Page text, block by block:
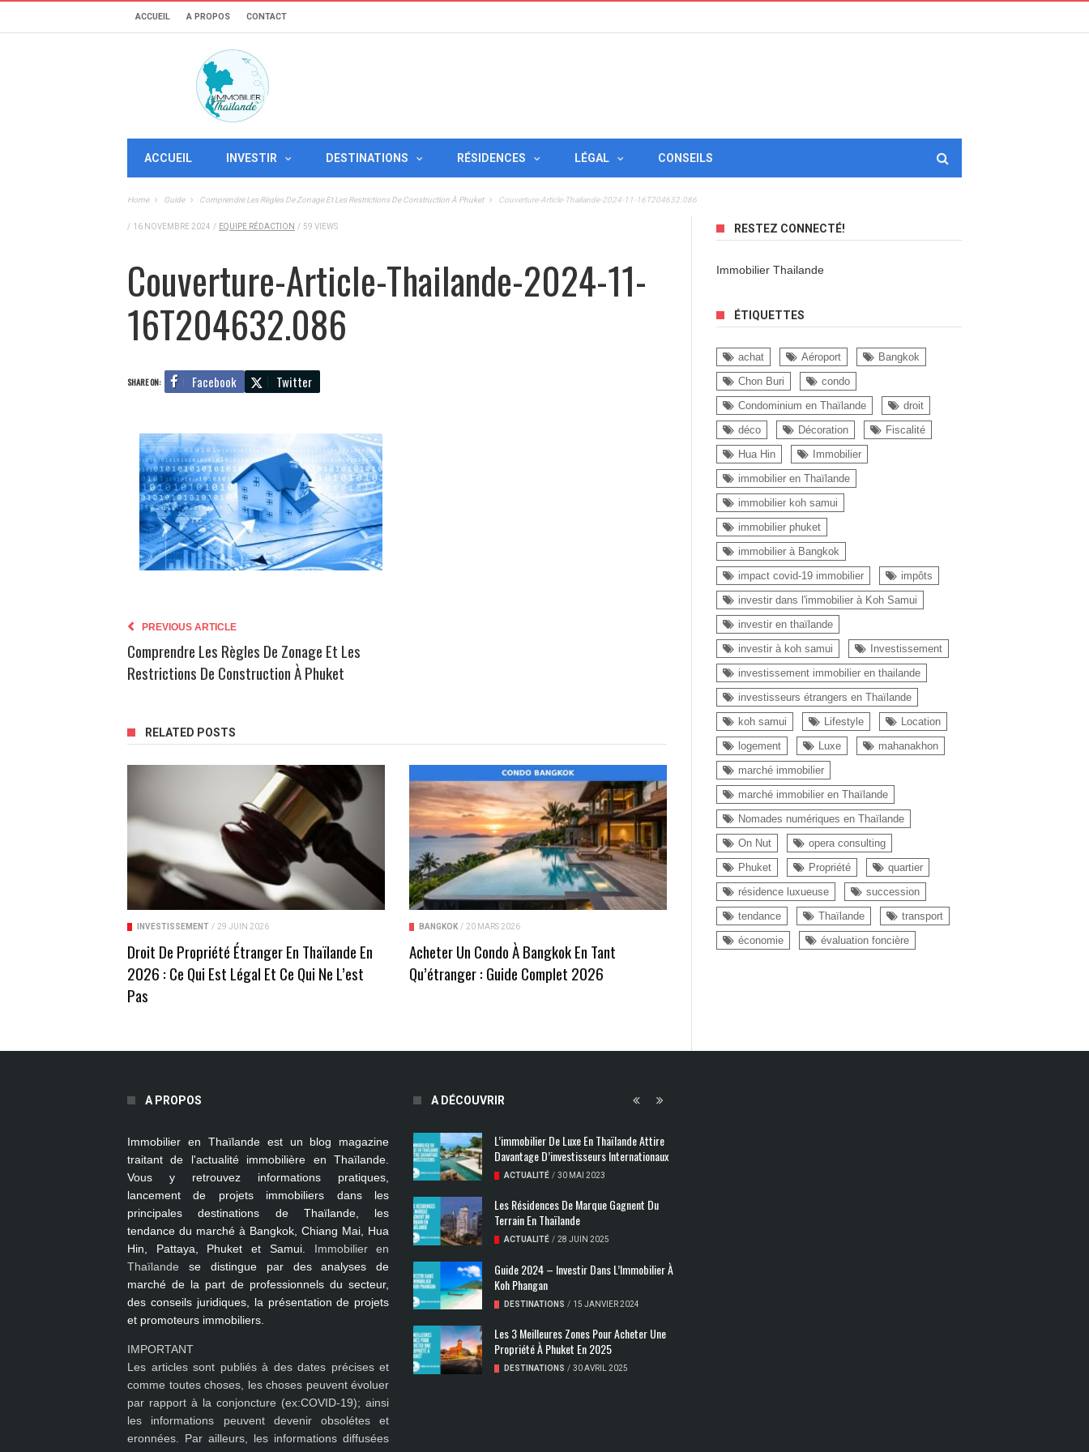
ACCUEIL A PROPOS CONTACT
ACCUEIL INVESTIR DESTINATIONS RÉSIDENCES LÉGAL CONSEILS
Home Guide Comprendre Les Règles De Zonage Et Les Restrictions De Construction À Phuket Couverture-Article-Thailande-2024-11-16T204632.086
/ 16 NOVEMBRE 2024 / EQUIPE RÉDACTION / 59 VIEWS
Couverture-Article-Thailande-2024-11-
16T204632.086
SHARE ON: Facebook Twitter
PREVIOUS ARTICLE
Comprendre Les Règles De Zonage Et Les
Restrictions De Construction À Phuket
RELATED POSTS
INVESTISSEMENT / 29 JUIN 2026
Droit De Propriété Étranger En Thaïlande En
2026 : Ce Qui Est Légal Et Ce Qui Ne L’est
Pas
BANGKOK / 20 MARS 2026
Acheter Un Condo À Bangkok En Tant
Qu’étranger : Guide Complet 2026
RESTEZ CONNECTÉ!
Immobilier Thailande
ÉTIQUETTES
achat Aéroport
Bangkok
Chon Buri
condo
Condominium en Thaïlande
droit
déco
Décoration
Fiscalité
Hua Hin
Immobilier
immobilier en Thaïlande
immobilier koh samui
immobilier phuket
immobilier à Bangkok
impact covid-19 immobilier
impôts
investir dans l'immobilier à Koh Samui
investir en thaïlande
investir à koh samui
Investissement
investissement immobilier en thailande
investisseurs étrangers en Thaïlande
koh samui
Lifestyle
Location
logement
Luxe
mahanakhon
marché immobilier
marché immobilier en Thaïlande
Nomades numériques en Thaïlande
On Nut
opera consulting
Phuket
Propriété
quartier
résidence luxueuse
succession
tendance
Thaïlande
transport
économie
évaluation foncière
A PROPOS
Immobilier en Thaïlandeest un blog magazine
traitant de l'actualité immobilière en Thaïlande.
Vous y retrouvez informations pratiques,
lancement de projets immobiliers dans les
principales destinations de Thaïlande, les
tendance du marché à Bangkok, Chiang Mai, Hua
Hin, Pattaya, Phuket et Samui. Immobilier en
Thaïlande se distingue par des analyses de
marché de la part de professionnels du secteur,
des conseils juridiques, la présentation de projets
et promoteurs immobiliers.
IMPORTANT
Les articles sont publiés à des dates précises et
comme toutes choses, les choses peuvent évoluer
par rapport à la conjoncture (ex:COVID-19); ainsi
les informations peuvent devenir obsolétes et
eronnées . Par ailleurs, les informations diffusées
A DÉCOUVRIR
L’immobilier De Luxe En Thaïlande Attire
Davantage D’investisseurs Internationaux
ACTUALITÉ / 30 MAI 2023
Les Résidences De Marque Gagnent Du
Terrain En Thaïlande
ACTUALITÉ / 28 JUIN 2025
Guide 2024 – Investir Dans L’Immobilier À
Koh Phangan
DESTINATIONS / 15 JANVIER 2024
Les 3 Meilleures Zones Pour Acheter Une
Propriété À Phuket En 2025
DESTINATIONS / 30 AVRIL 2025